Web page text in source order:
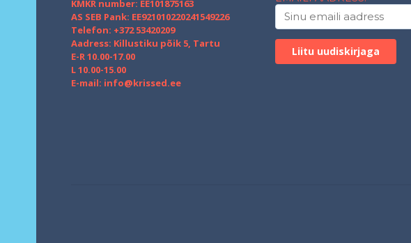
KMKR number: EE101875163
AS SEB Pank: EE921010220241549226
Telefon: +372 53420209
Aadress: Killustiku põik 5, Tartu
E-R 10.00-17.00
L 10.00-15.00
E-mail: info@krissed.ee